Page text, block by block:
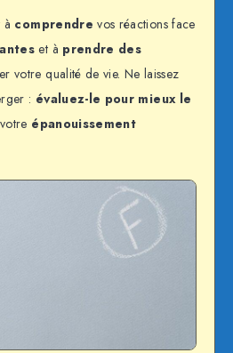
à comprendre vos réactions face
et à prendre des
votre qualité de vie. Ne laissez
: évaluez-le pour mieux le
épanouissement